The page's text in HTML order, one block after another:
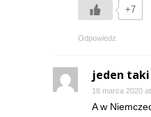
+7
Odpowiedz
jeden taki
18 marca 2020
A w